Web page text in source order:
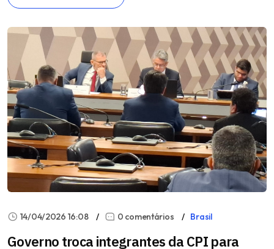
14/04/2026 16:08 0 comentários Brasil
Governo troca integrantes da CPI para